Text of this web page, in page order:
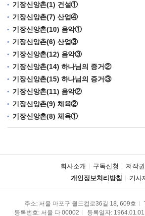
기장신앙촌(1) 건설①
기장신앙촌(7) 산업④
기장신앙촌(10) 음악①
기장신앙촌(6) 산업③
기장신앙촌(12) 음악③
기장신앙촌(14) 하나님의 증거②
기장신앙촌(15) 하나님의 증거③
기장신앙촌(11) 음악②
기장신앙촌(9) 체육②
기장신앙촌(8) 체육①
회사소개 구독신청
저작
개인정보처리방침
기사
주소: 서울 마포구 월드컵로36길 18, 609호
등록번호: 서울 다 00002
등록일자: 1964.01.01